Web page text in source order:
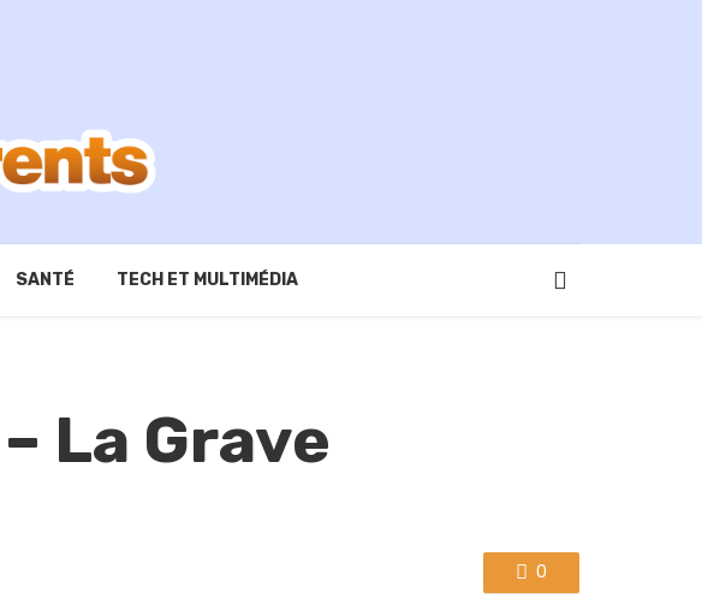
SANTÉ TECH ET MULTIMÉDIA
La Grave
0